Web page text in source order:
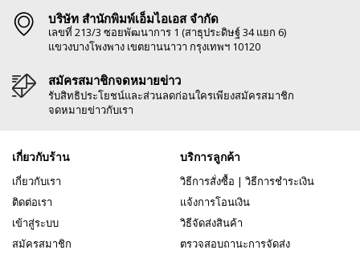
บริษัท สำนักพิมพ์เอ็มไอเอส จำกัด
เลขที่ 213/3 ซอยพัฒนาการ 1 (สาธุประดิษฐ์ 34 แยก 6)
แขวงบางโพงพาง เขตยานนาวา กรุงเทพฯ 10120
สมัครสมาชิกจดหมายข่าว
รับสิทธิประโยชน์และส่วนลดก่อนใครเพียงสมัครสมาชิก
จดหมายข่าวกับเรา
เกี่ยวกับร้าน
เกี่ยวกับเรา
ติดต่อเรา
เข้าสู่ระบบ
สมัครสมาชิก
บริการลูกค้า
วิธีการสั่งซื้อ | วิธีการชำระเงิน
แจ้งการโอนเงิน
วิธีจัดส่งสินค้า
ตรวจสอบถานะการจัดส่ง